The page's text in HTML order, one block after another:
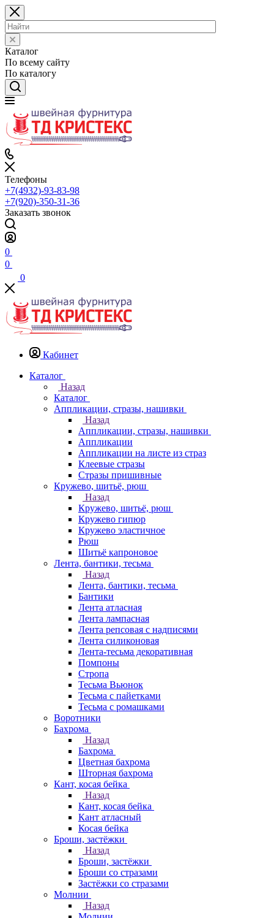
Каталог
По всему сайту
По каталогу
Телефоны
+7(4932)-93-83-98
+7(920)-350-31-36
Заказать звонок
0
0
0
Кабинет
Каталог
Назад
Каталог
Аппликации, стразы, нашивки
Назад
Аппликации, стразы, нашивки
Аппликации
Аппликации на листе из страз
Клеевые стразы
Стразы пришивные
Кружево, шитьё, рюш
Назад
Кружево, шитьё, рюш
Кружево гипюр
Кружево эластичное
Рюш
Шитьё капроновое
Лента, бантики, тесьма
Назад
Лента, бантики, тесьма
Бантики
Лента атласная
Лента лампасная
Лента репсовая с надписями
Лента силиконовая
Лента-тесьма декоративная
Помпоны
Стропа
Тесьма Вьюнок
Тесьма с пайетками
Тесьма с ромашками
Воротники
Бахрома
Назад
Бахрома
Цветная бахрома
Шторная бахрома
Кант, косая бейка
Назад
Кант, косая бейка
Кант атласный
Косая бейка
Броши, застёжки
Назад
Броши, застёжки
Броши со стразами
Застёжки со стразами
Молнии
Назад